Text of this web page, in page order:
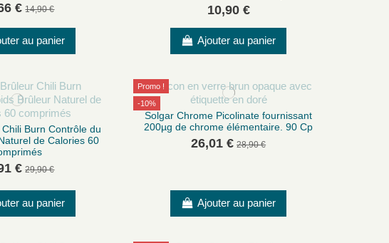
€ 14,90 €
au panier
10,90 €
Ajouter au panier
Burn Contrôle du
de Calories 60
€ 29,90 €
au panier
Promo !
-10%
Solgar Chrome Picolinate fournissant
200µg de chrome élémentaire. 90 Cp
26,01 € 28,90 €
Ajouter au panier